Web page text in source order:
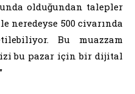
olduğundan talepler
neredeyse 500 civarında
Bu muazzam
bu pazar için bir dijital